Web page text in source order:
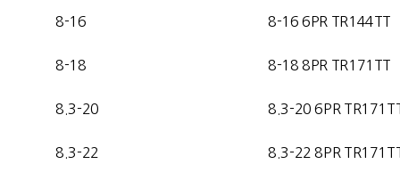
8-16 8-16 6 PR TR144TT
8-18 8-18 8PR TR171TT
8.3-20 8.3-20 6PR
8.3-22 8.3-22 8PR